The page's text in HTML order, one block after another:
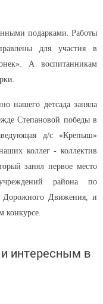
подарками. Работы
для участия в
А воспитанникам
нашего детсада заняла
Степановой победы в
д/с «Крепыш»
коллег - коллектив
занял первое место
района по
Дорожного Движения, и
конкурсе.
интересным в